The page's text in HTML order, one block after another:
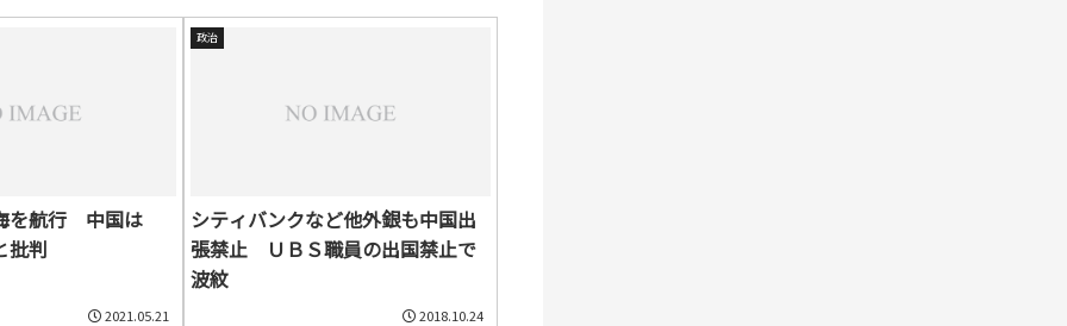
を航行 中国は
批判
2021.05.21
政治
シティバンクなど他外銀も中国出
張禁止 ＵＢＳ職員の出国禁止で
波紋
2018.10.24